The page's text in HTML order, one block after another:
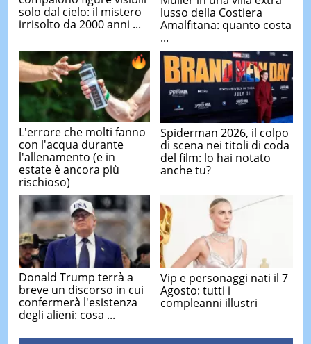
solo dal cielo: il mistero
irrisolto da 2000 anni ...
lusso della Costiera
Amalfitana: quanto costa
...
L'errore che molti fanno
con l'acqua durante
l'allenamento (e in
estate è ancora più
rischioso)
Spiderman 2026, il colpo
di scena nei titoli di coda
del film: lo hai notato
anche tu?
Donald Trump terrà a
breve un discorso in cui
confermerà l'esistenza
degli alieni: cosa ...
Vip e personaggi nati il 7
Agosto: tutti i
compleanni illustri